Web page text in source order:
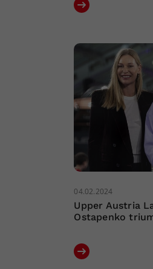
04.02.2024
Upper Austria
Ostapenko